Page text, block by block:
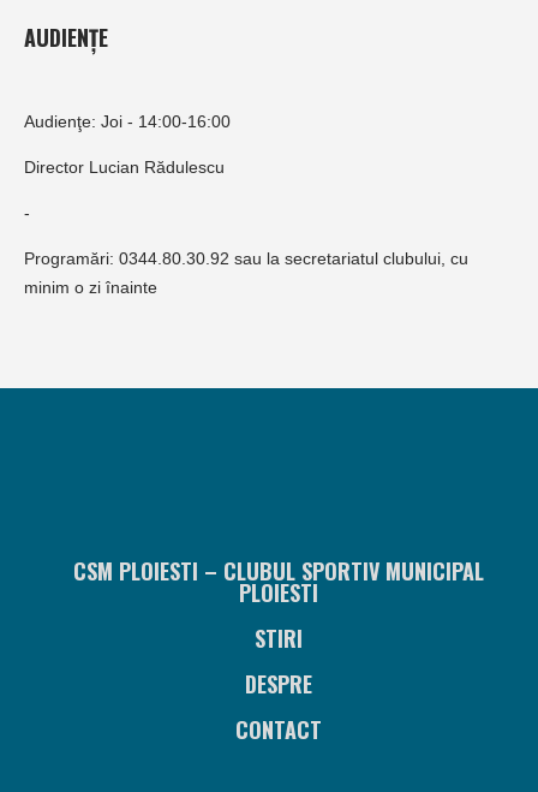
AUDIENȚE
Audienţe: Joi - 14:00-16:00
Director Lucian Rădulescu
-
Programări: 0344.80.30.92 sau la secretariatul clubului, cu
minim o zi înainte
CSM PLOIESTI – CLUBUL SPORTIV MUNICIPAL
PLOIESTI
STIRI
DESPRE
CONTACT